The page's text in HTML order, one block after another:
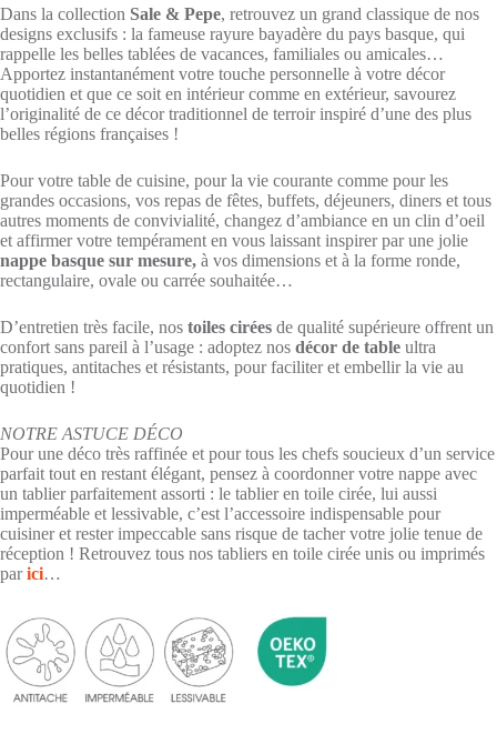
Dans la collection Sale & Pepe, retrouvez un grand classique de nos
designs exclusifs : la fameuse rayure bayadère du pays basque, qui
rappelle les belles tablées de vacances, familiales ou amicales…
Apportez instantanément votre touche personnelle à votre décor
quotidien et que ce soit en intérieur comme en extérieur, savourez
l’originalité de ce décor traditionnel de terroir inspiré d’une des plus
belles régions françaises !
Pour votre table de cuisine, pour la vie courante comme pour les
grandes occasions, vos repas de fêtes, buffets, déjeuners, diners et tous
autres moments de convivialité, changez d’ambiance en un clin d’oeil
et affirmer votre tempérament en vous laissant inspirer par une jolie
nappe basque sur mesure, à vos dimensions et à la forme ronde,
rectangulaire, ovale ou carrée souhaitée…
D’entretien très facile, nos toiles cirées de qualité supérieure offrent un
confort sans pareil à l’usage : adoptez nos décor de table ultra
pratiques, antitaches et résistants, pour faciliter et embellir la vie au
quotidien !
NOTRE ASTUCE DÉCO
Pour une déco très raffinée et pour tous les chefs soucieux d’un service
parfait tout en restant élégant, pensez à coordonner votre nappe avec
un tablier parfaitement assorti : le tablier en toile cirée, lui aussi
imperméable et lessivable, c’est l’accessoire indispensable pour
cuisiner et rester impeccable sans risque de tacher votre jolie tenue de
réception ! Retrouvez tous nos tabliers en toile cirée unis ou imprimés
parici…